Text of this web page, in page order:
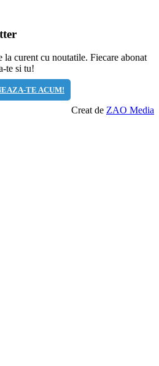
la curent cu noutatile. Fiecare abonat
te si tu!
TE ACUM!
Creat de ZAO Media